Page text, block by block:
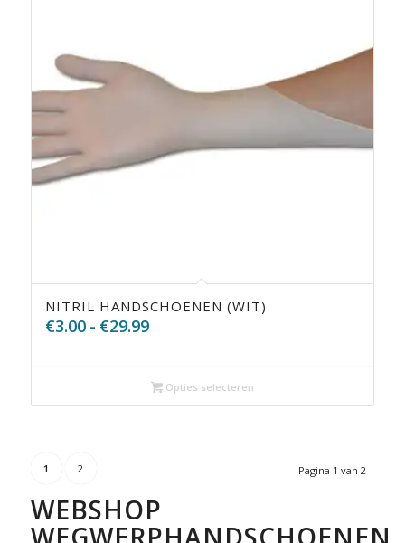
NITRIL HANDSCHOENEN (WIT)
€3.00 - €29.99Prijsklasse:
€29.99
Opties selecteren
Pagina 1 van 2
1 2
WEBSHOP